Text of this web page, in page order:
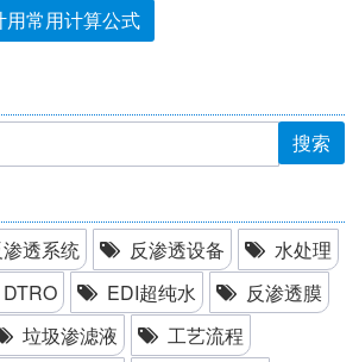
常用计算公式
搜索
渗透系统 反渗透设备
水处理
DTRO EDI超纯水
反渗透膜
垃圾渗滤液
工艺流程